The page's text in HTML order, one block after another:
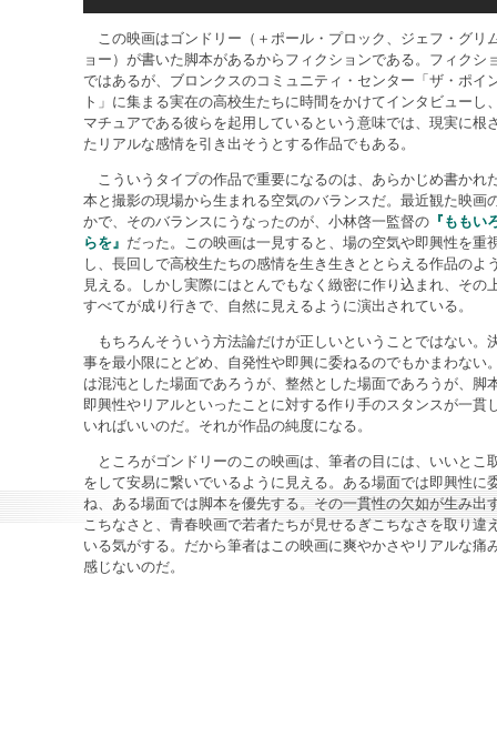
この映画はゴンドリー（＋ポール・プロック、ジェフ・グリ
ョー）が書いた脚本があるからフィクションである。フィクシ
ではあるが、ブロンクスのコミュニティ・センター「ザ・ポイ
ト」に集まる実在の高校生たちに時間をかけてインタビューし
マチュアである彼らを起用しているという意味では、現実に根
たリアルな感情を引き出そうとする作品でもある。
こういうタイプの作品で重要になるのは、あらかじめ書かれ
本と撮影の現場から生まれる空気のバランスだ。最近観た映画
かで、そのバランスにうなったのが、小林啓一監督の 『ももい
らを』 だった。この映画は一見すると、場の空気や即興性を重
し、長回しで高校生たちの感情を生き生きととらえる作品のよ
見える。しかし実際にはとんでもなく緻密に作り込まれ、その
すべてが成り行きで、自然に見えるように演出されている。
もちろんそういう方法論だけが正しいということではない。
事を最小限にとどめ、自発性や即興に委ねるのでもかまわない
は混沌とした場面であろうが、整然とした場面であろうが、脚
即興性やリアルといったことに対する作り手のスタンスが一貫
いればいいのだ。それが作品の純度になる。
ところがゴンドリーのこの映画は、筆者の目には、いいとこ
をして安易に繋いでいるように見える。ある場面では即興性に
ね、ある場面では脚本を優先する。その一貫性の欠如が生み出
こちなさと、青春映画で若者たちが見せるぎこちなさを取り違
いる気がする。だから筆者はこの映画に爽やかさやリアルな痛
感じないのだ。